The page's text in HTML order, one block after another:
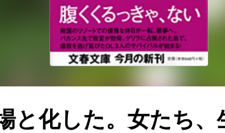
と化した。女たち、